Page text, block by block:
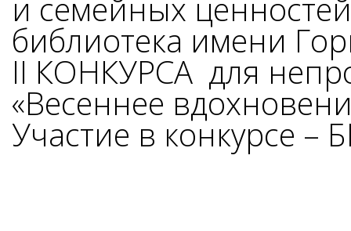
и семейных
библиотека имени
II КОНКУРСА для
«Весеннее
Участие в конкурсе